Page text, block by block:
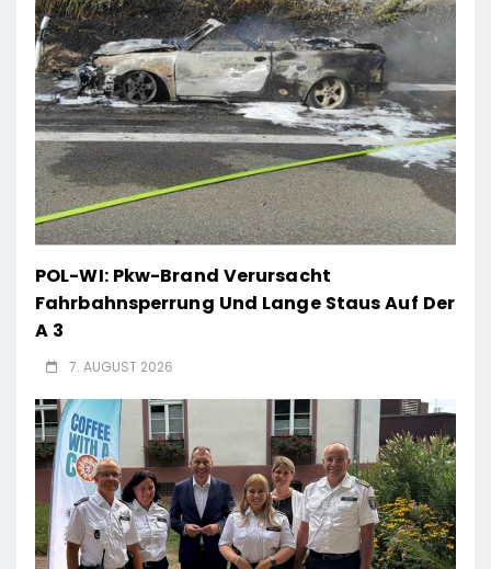
POL-WI: Pkw-Brand Verursacht
Fahrbahnsperrung Und Lange Staus Auf Der
A 3
7. AUGUST 2026